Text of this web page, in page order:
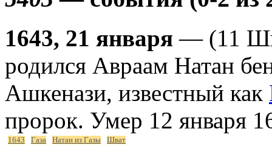
1643, 21 января — (11
родился Авраам Натан
Ашкенази, известный как
пророк. Умер 12 января
1643 Газа Натан из Газы Шват